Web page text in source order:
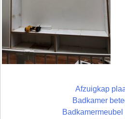
Afzuigkap
Badkamer
Badkamermeubel